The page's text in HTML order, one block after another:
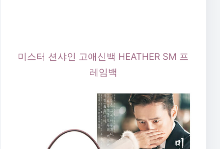
미스터 션샤인 고애신백 HEATHER SM 프
레임백